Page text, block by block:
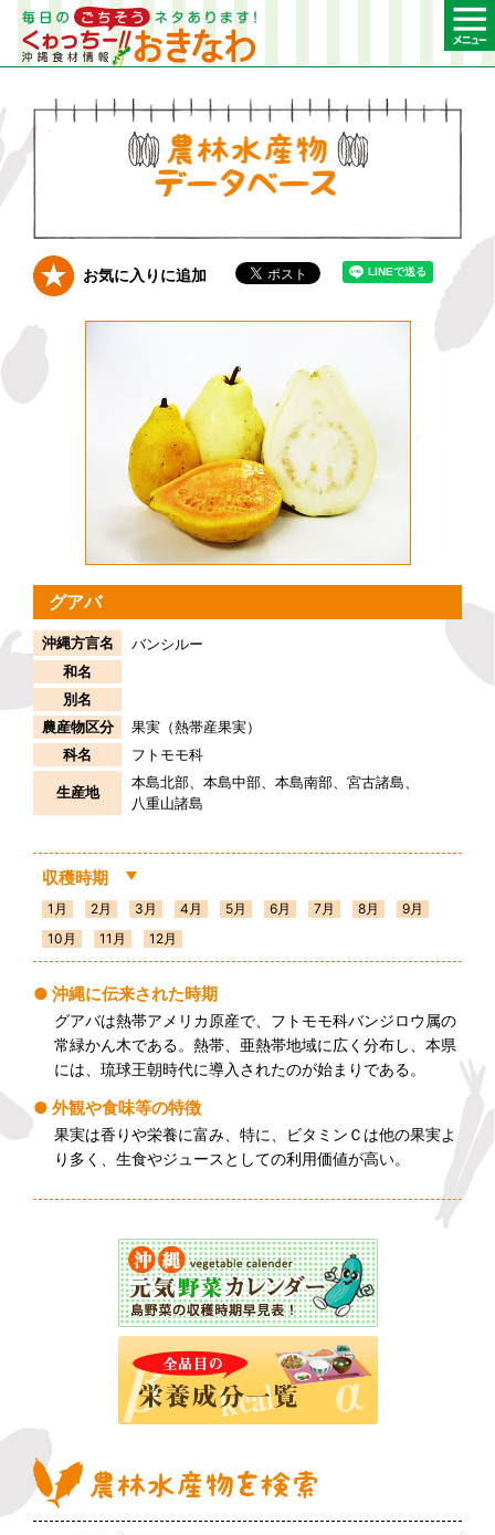
農林水産物デー
お気に入りに追加
グアバ
沖縄方言名
バンシルー
和名
別名
農産物区分
果実（熱帯産果実）
科名
フトモモ科
生産地
本島北部 本島中部 本島南部
宮古諸島
八重山諸島
収穫時期
1月 2月 3月 4月 5月 6月 7月 8月
9月
10月
11月 12月
沖縄に伝来された時期
グアバは熱帯アメリカ原産で、フトモモ科バンジロウ属の
常緑かん木である。熱帯、亜熱帯地域に広く分布し、本県
には、琉球王朝時代に導入されたのが始まりである。
外観や食味等の特徴
果実は香りや栄養に富み、特に、ビタミンＣは他の果実よ
り多く、生食やジュースとしての利用価値が高い。